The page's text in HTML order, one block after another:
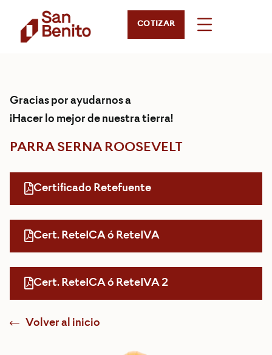
COTIZAR
Gracias por ayudarnos a
¡Hacer lo mejor de nuestra tierra!
PARRA SERNA ROOSEVELT
Certificado Retefuente
Cert. ReteICA ó ReteIVA
Cert. ReteICA ó ReteIVA 2
Volver al inicio